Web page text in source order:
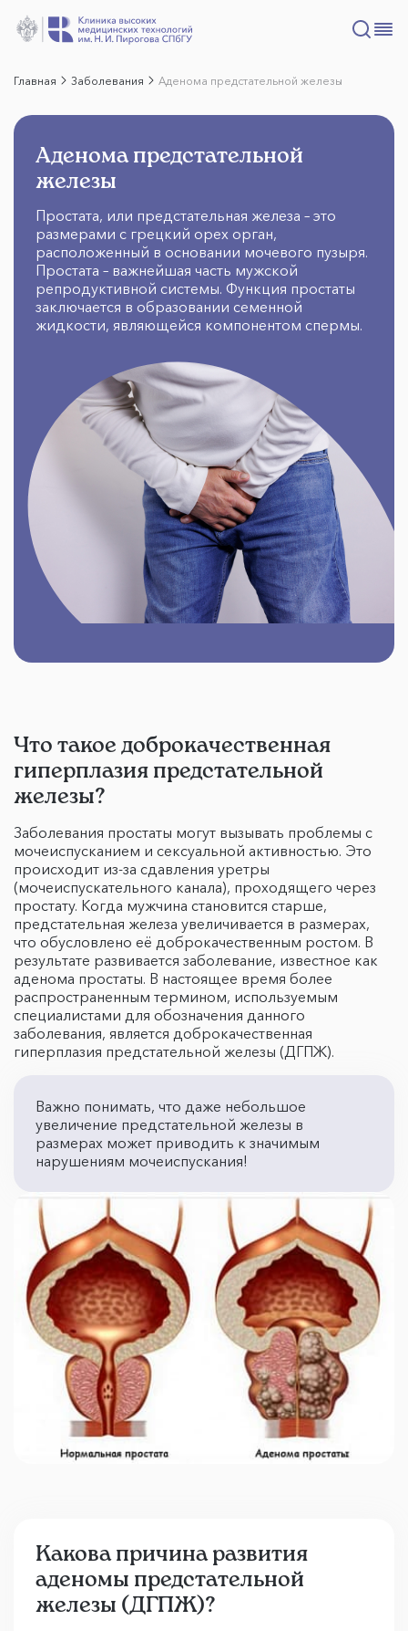
Главная Заболевания Аденома предстательной железы
Аденома предстательной
железы
Простата, или предстательная железа – это
размерами с грецкий орех орган,
расположенный в основании мочевого пузыря.
Простата – важнейшая часть мужской
репродуктивной системы. Функция простаты
заключается в образовании семенной
жидкости, являющейся компонентом спермы.
Что такое доброкачественная
гиперплазия предстательной
железы?
Заболевания простаты могут вызывать проблемы с
мочеиспусканием и сексуальной активностью. Это
происходит из-за сдавления уретры
(мочеиспускательного канала), проходящего через
простату. Когда мужчина становится старше,
предстательная железа увеличивается в размерах,
что обусловлено её доброкачественным ростом. В
результате развивается заболевание, известное как
аденома простаты. В настоящее время более
распространенным термином, используемым
специалистами для обозначения данного
заболевания, является доброкачественная
гиперплазия предстательной железы (ДГПЖ).
Важно понимать, что даже небольшое
увеличение предстательной железы в
размерах может приводить к значимым
нарушениям мочеиспускания!
Какова причина развития
аденомы предстательной
железы (ДГПЖ)?